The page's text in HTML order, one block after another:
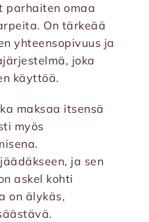
omaa
On tärkeää
yhteensopivuus ja
joka
käyttöä.
maksaa itsensä
myös
ja sen
askel kohti
on älykäs,